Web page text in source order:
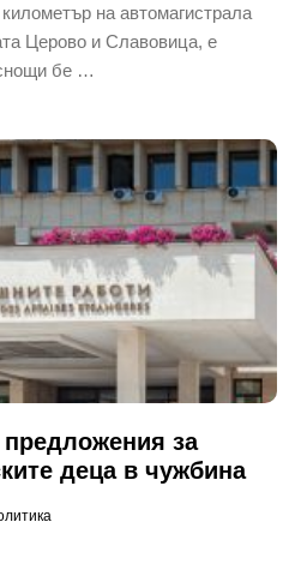
на автомагистрала
Церово и Славовица, е
бе …
за
деца в чужбина